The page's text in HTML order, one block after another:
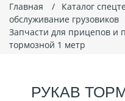
Главная Каталог
обслуживание грузовиков
Запчасти для прицепов и
тормозной 1 метр
РУКАВ